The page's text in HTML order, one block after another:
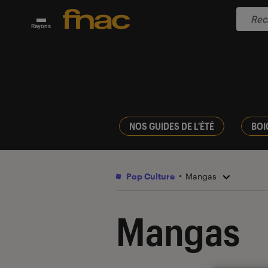
Rayons
NOS GUIDES DE L'ÉTÉ
Pop Culture Mangas
Mangas